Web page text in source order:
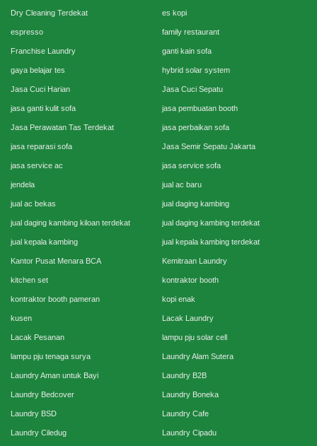
Dry Cleaning Terdekat es kopi
espresso family restaurant
Franchise Laundry ganti kain sofa
gaya belajar tes hybrid solar system
Jasa Cuci Harian Jasa Cuci Sepatu
jasa ganti kulit sofa jasa pembuatan booth
Jasa Perawatan Tas Terdekat jasa perbaikan sofa
jasa reparasi sofa Jasa Semir Sepatu Jakarta
jasa service ac jasa service sofa
jendela jual ac baru
jual ac bekas jual daging kambing
jual daging kambing kiloan terdekat jual daging kambing terdekat
jual kepala kambing jual kepala kambing terdekat
Kantor Pusat Menara BCA Kemitraan Laundry
kitchen set kontraktor booth
kontraktor booth pameran kopi enak
kusen Lacak Laundry
Lacak Pesanan lampu pju solar cell
lampu pju tenaga surya Laundry Alam Sutera
Laundry Aman untuk Bayi Laundry B2B
Laundry Bedcover Laundry Boneka
Laundry BSD Laundry Cafe
Laundry Ciledug Laundry Cipadu